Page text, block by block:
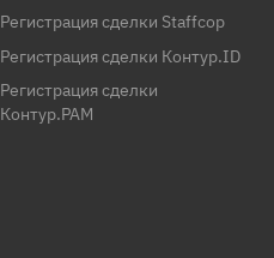
Регистрация сделки Staffcop
Регистрация сделки Контур.ID
Регистрация сделки
Контур.PAM